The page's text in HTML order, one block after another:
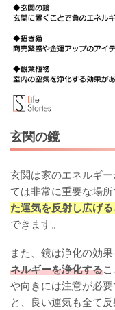
玄関の鏡
玄関は家のエネルギ
ては非常に重要な場
た運気を反射し広げ
できます。
また、鏡は浄化の効
ネルギーを浄化する
や向きには注意が必
と、良い運気も全て